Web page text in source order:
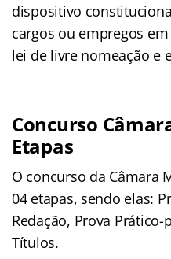
dispositivo
cargos ou empregos
lei de livre nomeação e
Concurso
Etapas
O concurso da Câmara
04 etapas, sendo elas:
Redação, Prova
Títulos.